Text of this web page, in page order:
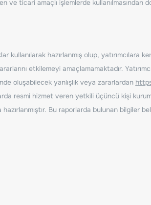
ticari amaçlı işlemlerde
hazırlanmış olup, yatırımcılara
etkilemeyi amaçlamamaktadır.
oluşabilecek yanlışlık veya zararlardan
resmi hizmet veren yetkili üçüncü kişi
Bu raporlarda bulunan bilgiler